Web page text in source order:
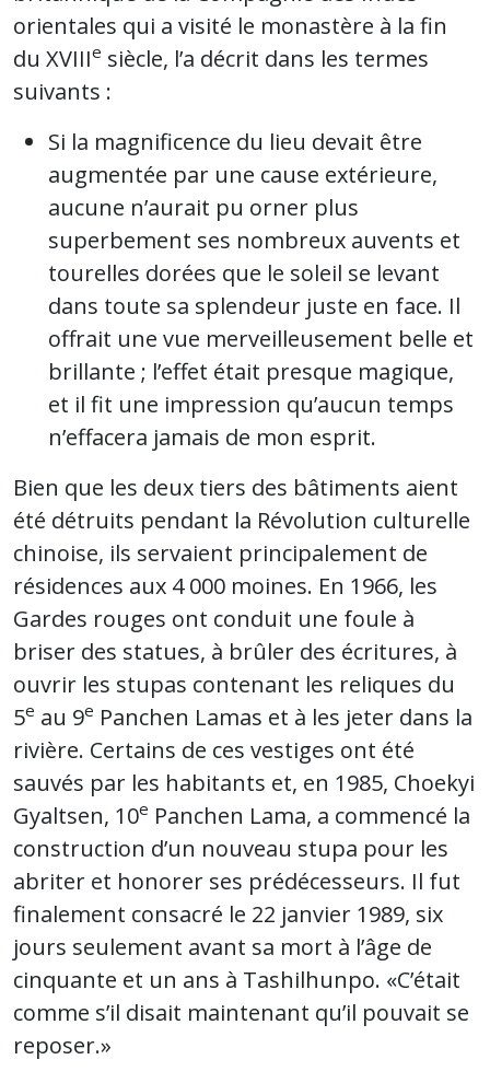
orientales qui a visité le monastère à la fin
du XVIIIe siècle, l’a décrit dans les termes
suivants :
Si la magnificence du lieu devait être
augmentée par une cause extérieure,
aucune n’aurait pu orner plus
superbement ses nombreux auvents et
tourelles dorées que le soleil se levant
dans toute sa splendeur juste en face. Il
offrait une vue merveilleusement belle et
brillante ; l’effet était presque magique,
et il fit une impression qu’aucun temps
n’effacera jamais de mon esprit.
Bien que les deux tiers des bâtiments aient
été détruits pendant la Révolution culturelle
chinoise, ils servaient principalement de
résidences aux 4 000 moines. En 1966, les
Gardes rouges ont conduit une foule à
briser des statues, à brûler des écritures, à
ouvrir les stupas contenant les reliques du
5e au 9e Panchen Lamas et à les jeter dans la
rivière. Certains de ces vestiges ont été
sauvés par les habitants et, en 1985, Choekyi
Gyaltsen, 10e Panchen Lama, a commencé la
construction d’un nouveau stupa pour les
abriter et honorer ses prédécesseurs. Il fut
finalement consacré le 22 janvier 1989, six
jours seulement avant sa mort à l’âge de
cinquante et un ans à Tashilhunpo. «C’était
comme s’il disait maintenant qu’il pouvait se
reposer.»